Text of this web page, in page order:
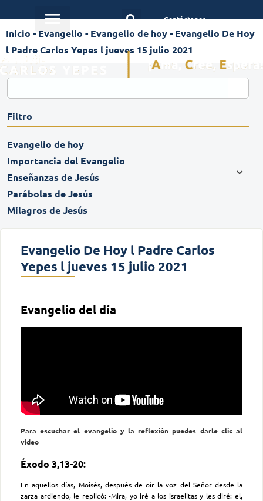
Contáctanos
Inicio - Evangelio - Evangelio de hoy- Evangelio De Hoy
l Padre Carlos Yepes l jueves 15 julio 2021
Filtro
Evangelio de hoy
Importancia del Evangelio
Enseñanzas de Jesús
Parábolas de Jesús
Milagros de Jesús
Evangelio De Hoy l Padre Carlos
Yepes l jueves 15 julio 2021
Evangelio del día
Para escuchar el evangelio y la reflexión puedes darle clic al
video
Éxodo 3,13-20:
En aquellos días, Moisés, después de oír la voz del Señor desde la
zarza ardiendo, le replicó: -Mira, yo iré a los israelitas y les diré: el,